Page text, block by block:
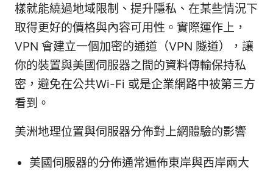
樣就能繞過地域限制、提升隱私、在某些情況下
取得更好的價格與內容可用性。實際運作上，
VPN 會建立一個加密的通道（VPN 隧道），讓
你的裝置與美國伺服器之間的資料傳輸保持私
密，避免在公共Wi-Fi 或是企業網路中被第三方
看到。
美洲地理位置與伺服器分佈對上網體驗的影響
美國伺服器的分佈通常遍佈東岸與西岸兩大